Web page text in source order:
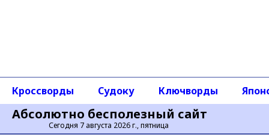
Абсолютно бесполезный сайт
Сегодня 7 августа 2026 г., пятница
Кроссворды Судоку Ключворды